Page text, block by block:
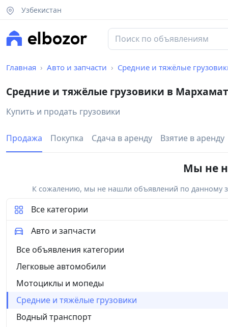
Узбекистан
Главная Авто и запчасти Средние и тяжёлые
Средние и тяжёлые грузовики в
Купить и продать грузовики
Продажа Покупка Сдача в аренду Взятие в аренду
Мы не
К сожалению, мы не нашли объявлений по данному
Все категории
Авто и запчасти
Все объявления категории
Легковые автомобили
Мотоциклы и мопеды
Средние и тяжёлые грузовики
Водный транспорт